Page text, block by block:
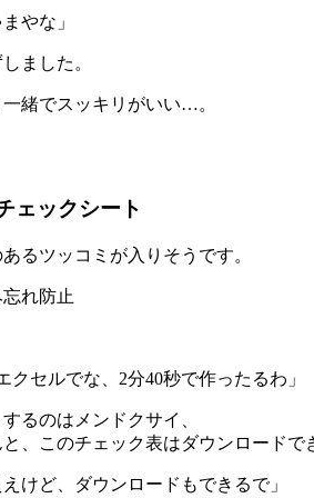
やな」
ました。
緒でスッキリがいい…。
ェックシート
るツッコミが入りそうです。
クセルでな、2分40秒で作ったるわ」
るのはメンドクサイ、
、このチェック表はダウンロードで
けど、ダウンロードもできるで」